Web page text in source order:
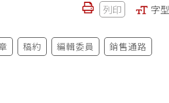
列印 字型
稿約 編輯委員 銷售通路